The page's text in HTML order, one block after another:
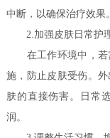
中断，以确保治疗效果。
2.加强皮肤日常护
在工作环境中，若
施，防止皮肤受伤。
肤的直接伤害。日常
润。